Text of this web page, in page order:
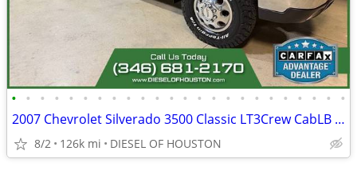
• • • • • • • • • • • • • • • • • • • • • • • •
2007 Chevrolet Silverado 3500 Classic LT3Crew CabLB DRW
8/2 126k mi DIESEL OF HOUSTON